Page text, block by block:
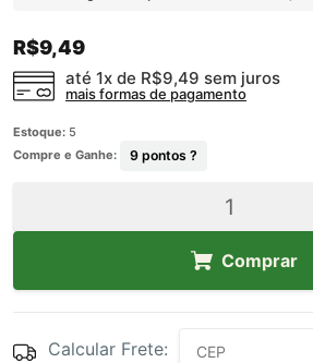
R$9,49
até 1x de R$9,49 sem juros
mais formas de pagamento
Estoque: 5
Compre e Ganhe:
9 pontos ?
Comprar
Calcular Frete: